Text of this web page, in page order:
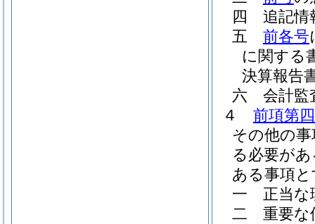
四
追記情
五
前各号
に関する
決算報告
六
会計監
４
前項第
その他の
る必要が
ある事項
一
正当な
二
重要な